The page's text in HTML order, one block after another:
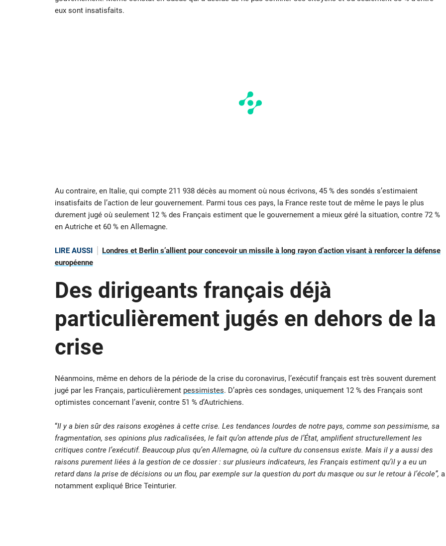
eux sont insatisfaits.
Au contraire, en Italie, qui compte 211 938 décès au moment où nous écrivons, 45 % des sondés s’estimaient
insatisfaits de l’action de leur gouvernement. Parmi tous ces pays, la France reste tout de même le pays le plus
durement jugé où seulement 12 % des Français estiment que le gouvernement a mieux géré la situation, contre 72 %
en Autriche et 60 % en Allemagne.
LIRE AUSSI
Londres et Berlin s’allient pour concevoir un missile à long rayon d’action visant à renforcer la défense
européenne
Des dirigeants français déjà
particulièrement jugés en dehors de la
crise
Néanmoins, même en dehors de la période de la crise du coronavirus, l’exécutif français est très souvent durement
jugé par les Français, particulièrement pessimistes. D’après ces sondages, uniquement 12 % des Français sont
optimistes concernant l’avenir, contre 51 % d’Autrichiens.
“Il y a bien sûr des raisons exogènes à cette crise. Les tendances lourdes de notre pays, comme son pessimisme, sa
fragmentation, ses opinions plus radicalisées, le fait qu’on attende plus de l’État, amplifient structurellement les
critiques contre l’exécutif. Beaucoup plus qu’en Allemagne, où la culture du consensus existe. Mais il y a aussi des
raisons purement liées à la gestion de ce dossier : sur plusieurs indicateurs, les Français estiment qu’il y a eu un
retard dans la prise de décisions ou un flou, par exemple sur la question du port du masque ou sur le retour à l’école”, a
notamment expliqué Brice Teinturier.